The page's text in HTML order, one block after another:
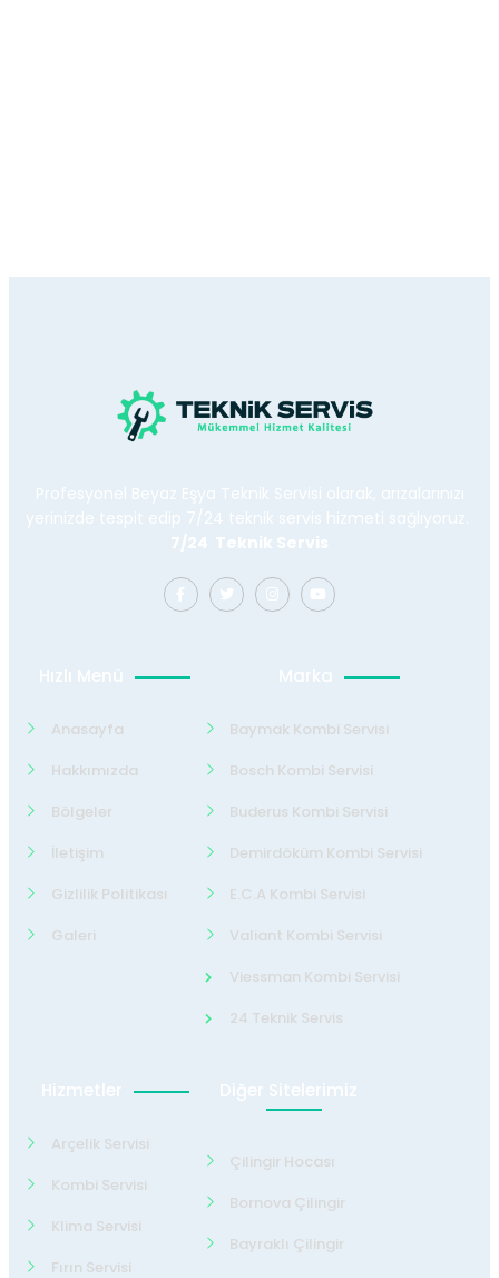
Profesyonel Beyaz Eşya Teknik Servisi olarak, arızalarınızı
yerinizde tespit edip 7/24 teknik servis hizmeti sağlıyoruz.
7/24 Teknik Servis
Hızlı Menü
Anasayfa
Hakkımızda
Bölgeler
İletişim
Gizlilik Politikası
Galeri
Marka
Baymak Kombi Servisi
Bosch Kombi Servisi
Buderus Kombi Servisi
Demirdöküm Kombi Servisi
E.C.A Kombi Servisi
Valiant Kombi Servisi
Viessman Kombi Servisi
24 Teknik Servis
Hizmetler
Arçelik Servisi
Kombi Servisi
Klima Servisi
Fırın Servisi
Diğer Sitelerimiz
Çilingir Hocası
Bornova Çilingir
Bayraklı Çilingir